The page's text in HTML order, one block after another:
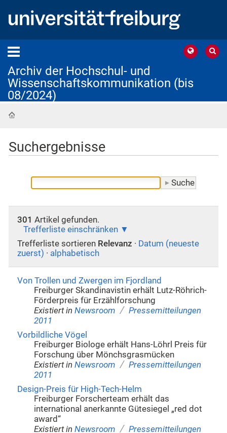
Archiv der Hochschul- und
Wissenschaftskommunikation (bis
08/2024)
Suchergebnisse
301 Artikel gefunden.
Trefferliste einschränken
Trefferliste sortieren Relevanz · Datum (neueste
zuerst) · alphabetisch
Von Trollen und Zwergen im Fjordland
Freiburger Skandinavistin erhält Lutz-Röhrich-
Förderpreis für Erzählforschung
Existiert in Newsroom / Pressemitteilungen
2011
Vorbildliche Vögel
Freiburger Biologe erhält Hans-Löhrl Preis für
Forschung über Mönchsgrasmücken
Existiert in Newsroom / Pressemitteilungen
2011
Design-Preis für High-Tech-Helm
Freiburger Forscherteam erhält das
international anerkannte Gütesiegel „red dot
award“
Existiert in Newsroom / Pressemitteilungen